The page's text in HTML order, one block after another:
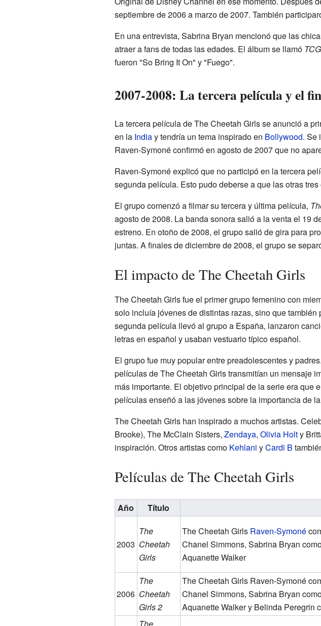
septiembre de 2006 a marzo de 2007. También
En una entrevista, Sabrina Bryan mencionó que las
atraer a fans de todas las edades. El álbum se llamó TCG
fueron "So Bring It On" y "Fuego".
2007-2008: La tercera película y el
La tercera película de The Cheetah Girls se anunció a
en la Indiay tendría un tema inspirado en Bollywood. Se
Raven-Symoné confirmó en agosto de 2007 que no
Raven-Symoné explicó que no participó en la tercera
segunda película. Esto pudo deberse a que las otras
El grupo comenzó a filmar su tercera y última película,
agosto de 2008. La banda sonora salió a la venta el 19
estreno. En otoño de 2008, el grupo salió de gira para
juntas. A finales de diciembre de 2008, el grupo se
El impacto de The Cheetah Girls
The Cheetah Girls fue el primer grupo femenino con
solo incluía jóvenes de distintas razas, sino que
segunda película llevó al grupo a España, lanzaron
letras en español y usaban vestuario típico español.
El grupo fue muy popular entre preadolescentes y
películas de The Cheetah Girls transmitían un mensaje
más importante. El objetivo principal de la serie era que
películas enseñó a las jóvenes sobre la importancia de
The Cheetah Girls han inspirado a muchos artistas.
Brooke), The McClain Sisters, Zendaya, Olivia Holty
inspiración. Otros artistas como Kehlani yCardi B
Películas de The Cheetah Girls
Año Título
2003
The
Cheetah
Girls
The Cheetah Girls Raven-Symoné
Chanel Simmons, Sabrina Bryan
Aquanette Walker
2006
The
Cheetah
Girls 2
The Cheetah Girls Raven-Symoné
Chanel Simmons, Sabrina Bryan
Aquanette Walker y Belinda Peregrin